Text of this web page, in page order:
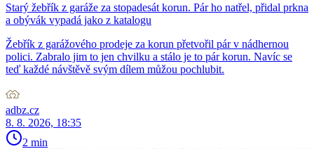
Starý žebřík z garáže za stopadesát korun. Pár ho natřel, přidal prkna
a obývák vypadá jako z katalogu
Žebřík z garážového prodeje za korun přetvořil pár v nádhernou
polici. Zabralo jim to jen chvilku a stálo je to pár korun. Navíc se
teď každé návštěvě svým dílem můžou pochlubit.
adbz.cz
8. 8. 2026, 18:35
2 min